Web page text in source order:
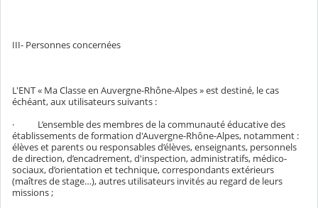
III- Personnes concernées
L'ENT « Ma Classe en Auvergne-Rhône-Alpes » est destiné, le cas
échéant, aux utilisateurs suivants :
· L’ensemble des membres de la communauté éducative des
établissements de formation d'Auvergne-Rhône-Alpes, notamment :
élèves et parents ou responsables d’élèves, enseignants, personnels
de direction, d’encadrement, d'inspection, administratifs, médico-
sociaux, d’orientation et technique, correspondants extérieurs
(maîtres de stage…), autres utilisateurs invités au regard de leurs
missions ;